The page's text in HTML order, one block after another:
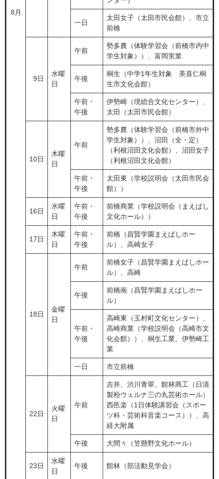
8月
一日
太田女子（太田市民会館）、市立
前橋
9日
水曜
日
午前
勢多農（体験学習会（前橋市内中
学生対象））、富岡実業
午後
桐生（中学1年生対象 美喜仁桐
生市文化会館）
午前・
午後
伊勢崎（境総合文化センター）、
太田（太田市民会館）
10日
木曜
日
午前
勢多農（体験学習会（前橋市外中
学生対象））、沼田（全・定）
（利根沼田文化会館）、沼田女子
（利根沼田文化会館）
午前・
午後
太田東（学校説明会（太田市民会
館））
16日
水曜
日
午前・
午後
前橋商業（学校説明会（まえばし
文化ホール））
17日
木曜
日
午前・
午後
前橋（昌賢学園まえばしホー
ル）、高崎女子
18日
金曜
日
午前
前橋女子（昌賢学園まえばしホー
ル）、高崎
午後
前橋南（昌賢学園まえばしホー
ル）
午前・
午後
高崎東（玉村町文化センター）、
高崎商業（学校説明会（高崎市文
化会館））、桐生工業、伊勢崎工
業
一日 市立前橋
22日
火曜
日
午前
吉井、渋川青翠、館林商工（日清
製粉ウェルナ三の丸芸術ホール）
西邑楽（1日体験講習会（スポー
ツ科・芸術科音楽コース））、高
経大附属
午後 大間々（笠懸野文化ホール）
23日
水曜
日
午後 館林（部活動見学会）